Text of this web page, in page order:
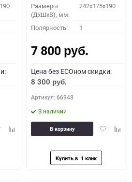
Добавить
Размеры
(ДхШхВ), мм:
242x175x190
Полярность: 1
7 800 руб.
Цена без ECOном скидки:
8 300 руб.
Артикул: 66948
В наличии
Добавить
В корзину